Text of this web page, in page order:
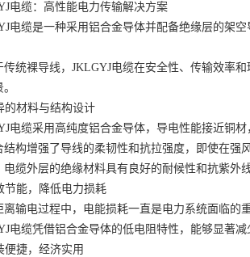
电缆：高性能电力传输解决方案
电缆是一种采用铝合金导体并配备绝缘层的架
传统裸导线，JKLGYJ电缆在安全性、传输效率
的材料与结构设计
电缆采用高纯度铝合金导体，导电性能接近铜
结构增强了导线的柔韧性和抗拉强度，即使在强
电缆外层的绝缘材料具有良好的耐候性和抗紫外
节能，降低电力损耗
离输电过程中，电能损耗一直是电力系统面临的重
电缆凭借铝合金导体的低电阻特性，能够显著
便捷，经济实用